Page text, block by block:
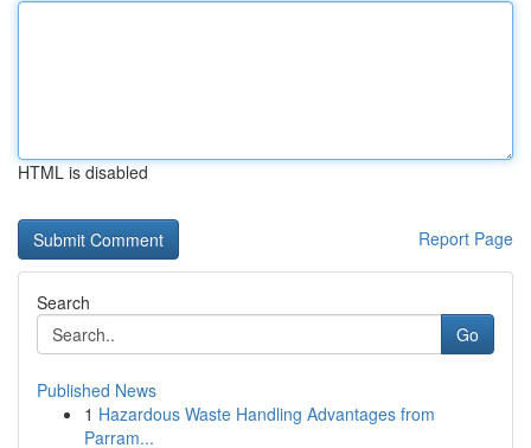
HTML is disabled
Report Page
Search
Go
Published News
1 Hazardous Waste Handling Advantages from
Parram...